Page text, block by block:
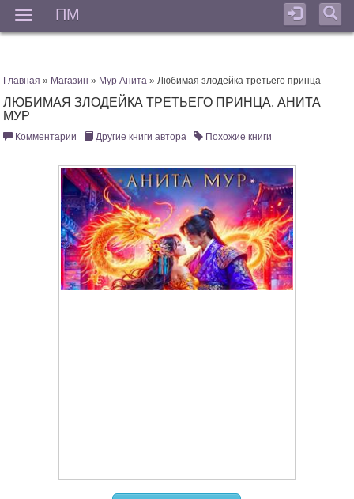
ПМ
Главная » Магазин » Мур Анита » Любимая злодейка третьего принца
ЛЮБИМАЯ ЗЛОДЕЙКА ТРЕТЬЕГО ПРИНЦА. АНИТА
МУР
Комментарии Другие книги автора Похожие книги